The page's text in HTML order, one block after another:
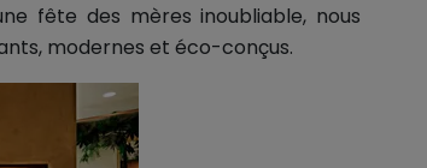
fête des mères inoubliable, nous
modernes et éco-conçus.